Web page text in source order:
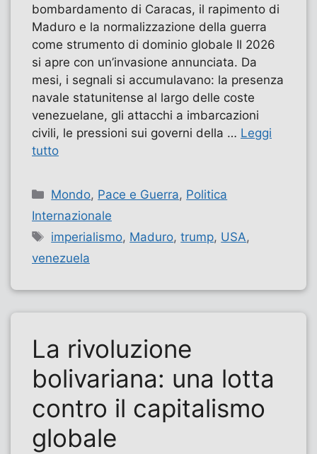
bombardamento di Caracas, il rapimento di
Maduro e la normalizzazione della guerra
come strumento di dominio globale Il 2026
si apre con un’invasione annunciata. Da
mesi, i segnali si accumulavano: la presenza
navale statunitense al largo delle coste
venezuelane, gli attacchi a imbarcazioni
civili, le pressioni sui governi della … Leggi
tutto
Categorie
Mondo, Pace e Guerra, Politica
Internazionale
Tag
imperialismo, Maduro,trump, USA,
venezuela
La rivoluzione
bolivariana: una lotta
contro il capitalismo
globale